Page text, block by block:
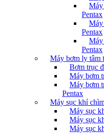
Máy
Pentax
Máy
Pentax
Máy
Pentax
Máy bơm ly tâm
Bơm trục
Máy bơm
Máy bơm
Pentax
Máy sục khí
Máy sục
Máy sục
Máy sục